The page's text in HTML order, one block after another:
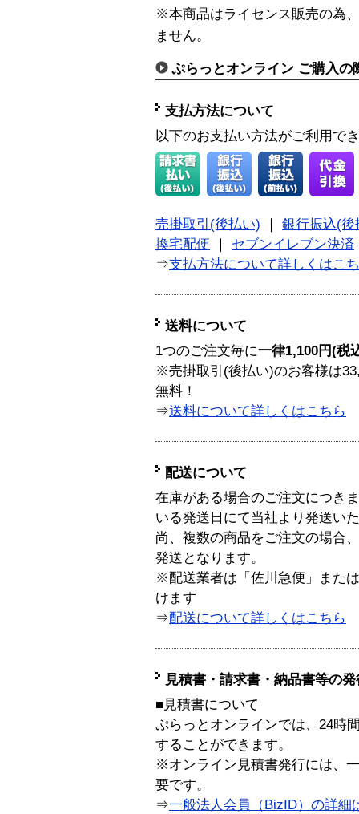
※本商品はライセンス販売の為
ません。
ぷらっとオンライン ご購入の
支払方法について
以下のお支払い方法がご利用で
売掛取引(後払い)
銀行振込(後
換宅配便
セブンイレブン決済
⇒支払方法について詳しくはこ
送料について
1つのご注文毎に一律1,100円(税
※売掛取引(後払い)のお客様は
無料！
⇒送料について詳しくはこちら
配送について
在庫がある場合のご注文につき
いる発送日にて当社より発送い
尚、複数の商品をご注文の場合
発送となります。
※配送業者は「佐川急便」また
けます
⇒配送について詳しくはこちら
見積書・請求書・納品書等の
■見積書について
ぷらっとオンラインでは、24時
することができます。
※オンライン見積書発行には、
要です。
⇒一般法人会員（BizID）の詳細